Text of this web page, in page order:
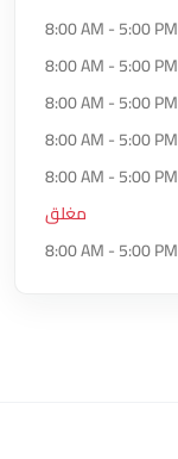
8:00 AM - 5:00 PM
8:00 AM - 5:00 PM
8:00 AM - 5:00 PM
8:00 AM - 5:00 PM
8:00 AM - 5:00 PM
مغلق
8:00 AM - 5:00 PM